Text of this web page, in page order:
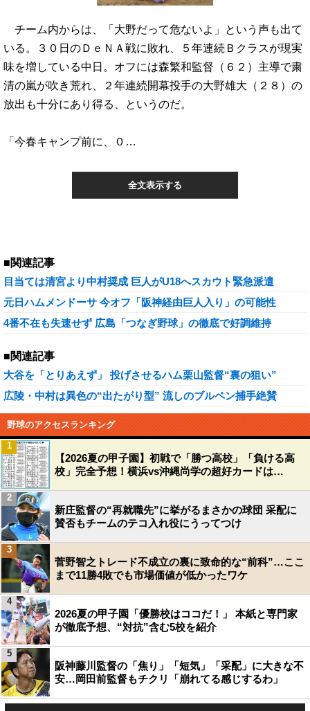
チーム内からは、「大野だって危ないよ」という声も出て
いる。３０日のＤｅＮＡ戦に敗れ、５年連続Ｂクラスが現実
味を増している中日。オフには森繁和監督（６２）主導で粛
清の嵐が吹き荒れ、２年連続開幕投手の大野雄大（２８）の
放出も十分にあり得る、というのだ。
「今春キャンプ前に、０…
全文表示する
■関連記事
目当ては清宮より中村奨成 巨人がU18へスカウト緊急派遣
元日ハムメンドーサ 今オフ「阪神経由巨人入り」の可能性
4番不在も失速せず 広島「つなぎ野球」の徹底で好調維持
■関連記事
大谷を「とりあえず」 投げさせるハム栗山監督“裏の狙い”
広陵・中村は異色の“出たがり型” 流しのブルペン捕手絶賛
野球のアクセスランキング
【2026夏の甲子園】初戦で「勝つ高校」「負ける高
校」完全予想！横浜vs沖縄尚学の超好カードは…
1
新庄監督の“再就職先”に挙がるまさかの球団 采配に
賛否もチームのテコ入れ役にうってつけ
2
菅野智之トレード不成立の裏に致命的な“前科”…ここ
まで11勝4敗でも市場価値が低かったワケ
3
2026夏の甲子園「優勝校はココだ！」 本紙と専門家
が徹底予想、“対抗”含む5校を紹介
4
阪神藤川監督の「焦り」「短気」「采配」に大きな不
安…岡田前監督もチクリ「崩れてる感じするわ」
5